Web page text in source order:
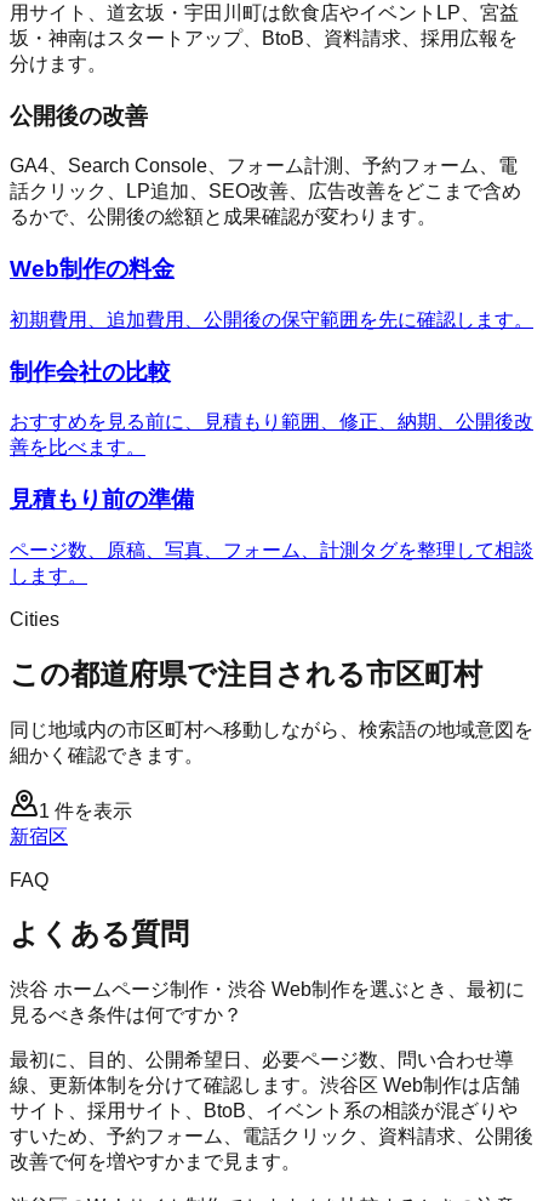
用サイト、道玄坂・宇田川町は飲食店やイベントLP、宮益
坂・神南はスタートアップ、BtoB、資料請求、採用広報を
分けます。
公開後の改善
GA4、Search Console、フォーム計測、予約フォーム、電
話クリック、LP追加、SEO改善、広告改善をどこまで含め
るかで、公開後の総額と成果確認が変わります。
Web制作の料金
初期費用、追加費用、公開後の保守範囲を先に確認します。
制作会社の比較
おすすめを見る前に、見積もり範囲、修正、納期、公開後改
善を比べます。
見積もり前の準備
ページ数、原稿、写真、フォーム、計測タグを整理して相談
します。
Cities
この都道府県で注目される市区町村
同じ地域内の市区町村へ移動しながら、検索語の地域意図を
細かく確認できます。
1 件を表示
新宿区
FAQ
よくある質問
渋谷 ホームページ制作・渋谷 Web制作を選ぶとき、最初に
見るべき条件は何ですか？
最初に、目的、公開希望日、必要ページ数、問い合わせ導
線、更新体制を分けて確認します。渋谷区 Web制作は店舗
サイト、採用サイト、BtoB、イベント系の相談が混ざりや
すいため、予約フォーム、電話クリック、資料請求、公開後
改善で何を増やすかまで見ます。